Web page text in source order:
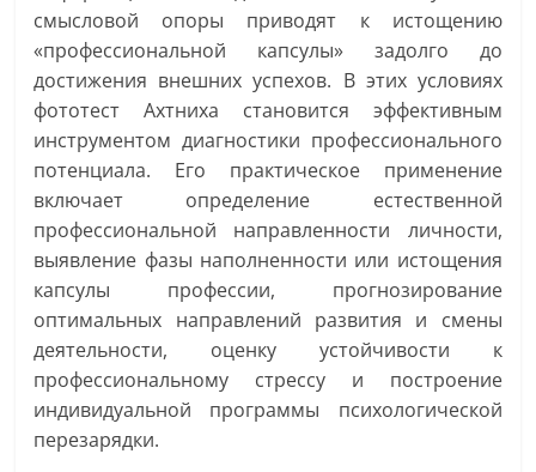
смысловой опоры приводят к истощению
«профессиональной капсулы» задолго до
достижения внешних успехов. В этих условиях
фототест Ахтниха становится эффективным
инструментом диагностики профессионального
потенциала. Его практическое применение
включает определение естественной
профессиональной направленности личности,
выявление фазы наполненности или истощения
капсулы профессии, прогнозирование
оптимальных направлений развития и смены
деятельности, оценку устойчивости к
профессиональному стрессу и построение
индивидуальной программы психологической
перезарядки.